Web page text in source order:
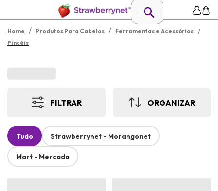
Home / Produtos Para Cabelos / Ferramentas e Acessórios /
Pincéis
FILTRAR ORGANIZAR
Tudo Strawberrynet - Morangonet
Mart - Mercado